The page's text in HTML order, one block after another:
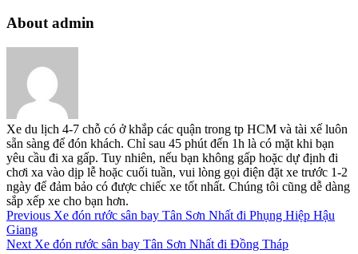
About admin
Xe du lịch 4-7 chỗ có ở khắp các quận trong tp HCM và tài xế luôn
sẵn sàng để đón khách. Chỉ sau 45 phút đến 1h là có mặt khi bạn
yêu cầu đi xa gấp. Tuy nhiên, nếu bạn không gấp hoặc dự định đi
chơi xa vào dịp lễ hoặc cuối tuần, vui lòng gọi điện đặt xe trước 1-2
ngày để đảm bảo có được chiếc xe tốt nhất. Chúng tôi cũng dễ dàng
sắp xếp xe cho bạn hơn.
Previous Xe đón rước sân bay Tân Sơn Nhất đi Phụng Hiệp Hậu
Giang
Next Xe đón rước sân bay Tân Sơn Nhất đi Đồng Tháp